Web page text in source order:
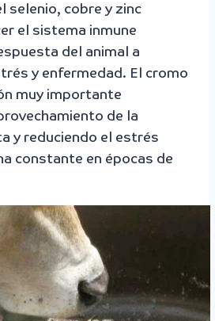
selenio, cobre y zinc
el sistema inmune
del animal a
y enfermedad. El cromo
muy importante
de la
y reduciendo el estrés
constante en épocas de